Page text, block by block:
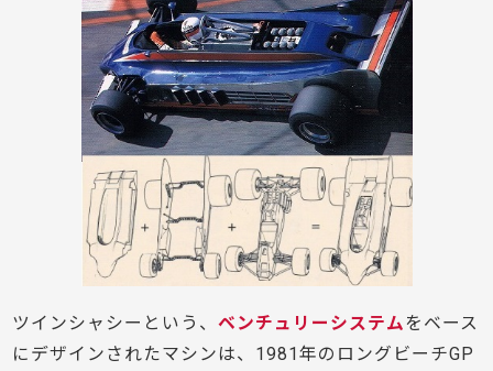
ツインシャシーという、ベンチュリーシステム をベース
にデザインされたマシンは、1981年のロングビーチGP